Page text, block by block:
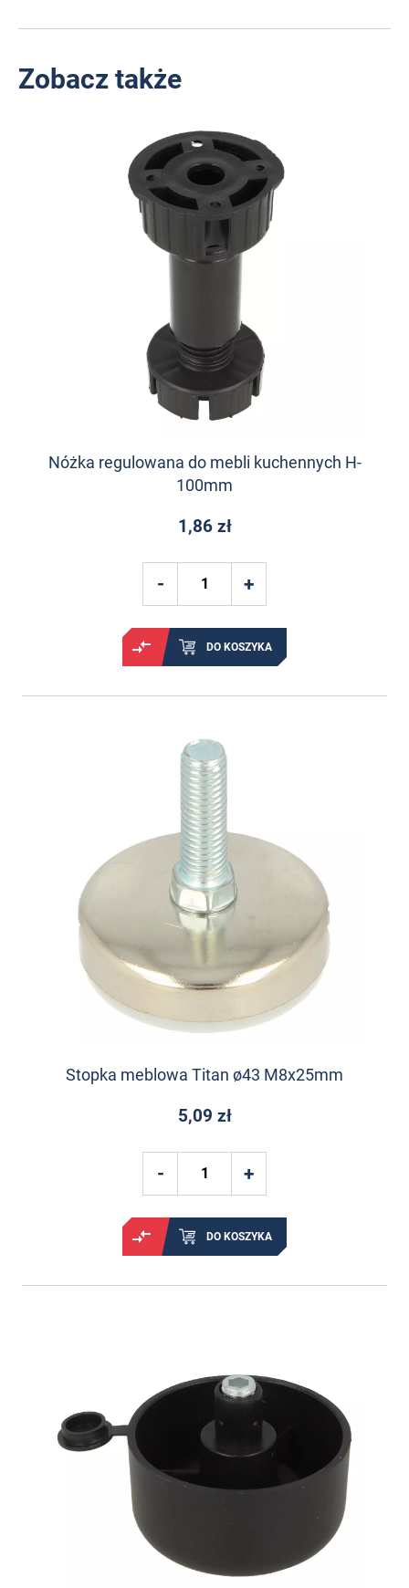
Zobacz także
Nóżka regulowana do mebli kuchennych H-
100mm
1,86 zł
DO KOSZYKA
Stopka meblowa Titan ø43 M8x25mm
5,09 zł
DO KOSZYKA